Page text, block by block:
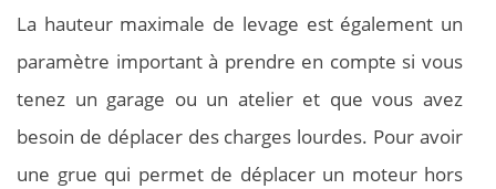
La hauteur maximale de levage est également un
paramètre important à prendre en compte si vous
tenez un garage ou un atelier et que vous avez
besoin de déplacer des charges lourdes. Pour avoir
une grue qui permet de déplacer un moteur hors